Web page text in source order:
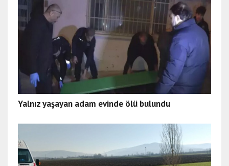
Yalnız yaşayan adam evinde ölü bulundu